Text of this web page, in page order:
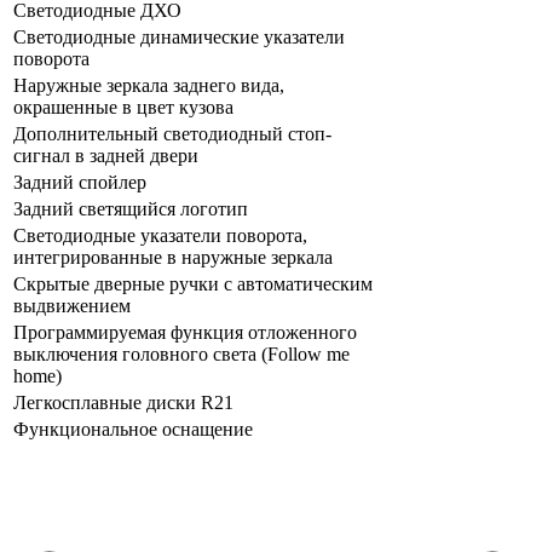
Светодиодные ДХО
Светодиодные динамические указатели
поворота
Наружные зеркала заднего вида,
окрашенные в цвет кузова
Дополнительный светодиодный стоп-
сигнал в задней двери
Задний спойлер
Задний светящийся логотип
Светодиодные указатели поворота,
интегрированные в наружные зеркала
Скрытые дверные ручки с автоматическим
выдвижением
Программируемая функция отложенного
выключения головного света (Follow me
home)
Легкосплавные диски R21
Функциональное оснащение